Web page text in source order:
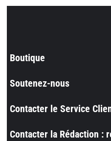
Boutique
Soutenez-nous
Contacter le Service
Contacter la Rédaction :